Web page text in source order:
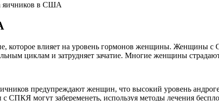
яичников в США
которое влияет на уровень гормонов женщины. Женщины
циклам и затрудняет зачатие. Многие женщины
предупреждают женщин, что высокий уровень
СПКЯ могут забеременеть, используя методы лечения